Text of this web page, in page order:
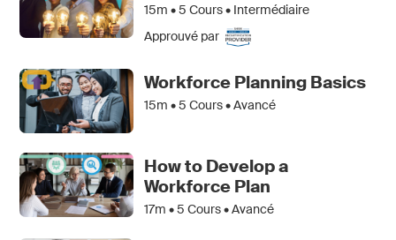
15m •5 Cours • Intermédiaire
Approuvé par
Workforce Planning Basics
15m •5 Cours • Avancé
How to Develop a
Workforce Plan
17m •5 Cours • Avancé